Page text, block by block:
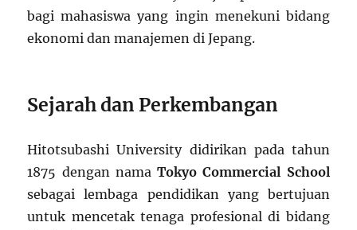
bagi mahasiswa yang ingin menekuni bidang
ekonomi dan manajemen di Jepang.
Sejarah dan Perkembangan
Hitotsubashi University didirikan pada tahun
1875 dengan namaTokyo Commercial School
sebagai lembaga pendidikan yang bertujuan
untuk mencetak tenaga profesional di bidang